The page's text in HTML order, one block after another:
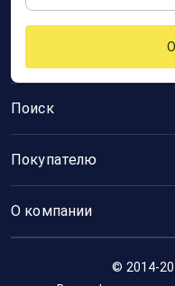
Поиск
Покупателю
О компании
© 2014-